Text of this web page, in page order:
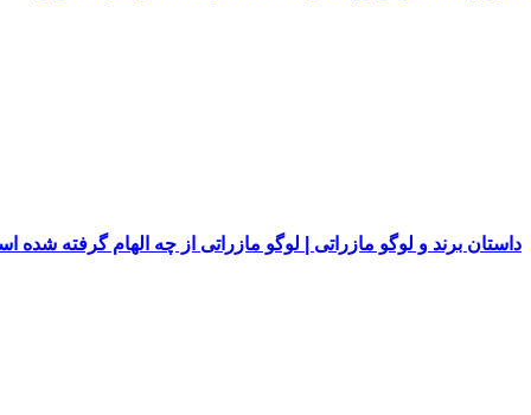
داستان برند و لوگو مازراتی | لوگو مازراتی از چه الهام گرفته شده